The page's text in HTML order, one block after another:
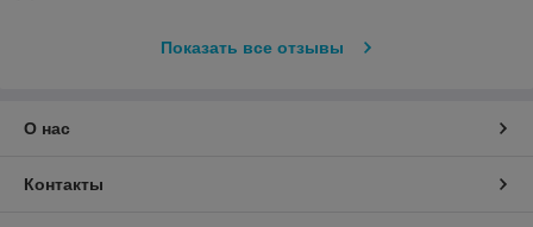
Показать все отзывы
О нас
Контакты